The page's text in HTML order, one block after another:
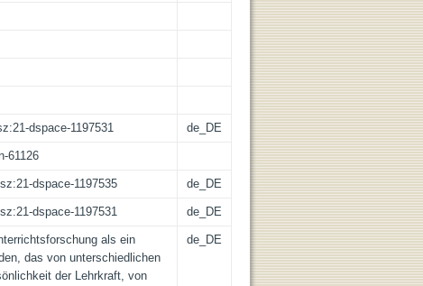
dspace-1197531 de_DE
61126
dspace-1197535 de_DE
dspace-1197531 de_DE
als ein
das von unterschiedlichen
der Lehrkraft, von
de_DE